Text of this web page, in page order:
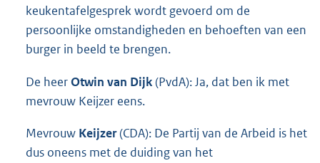
keukentafelgesprek wordt gevoerd om de
persoonlijke omstandigheden en behoeften van een
burger in beeld te brengen.
De heerOtwin van Dijk(PvdA): Ja, dat ben ik met
mevrouw Keijzer eens.
Mevrouw Keijzer(CDA): De Partij van de Arbeid is het
dus oneens met de duiding van het